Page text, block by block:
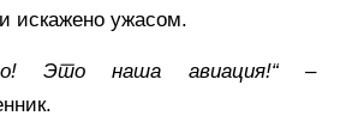
искажено ужасом.
Это наша авиация!“–